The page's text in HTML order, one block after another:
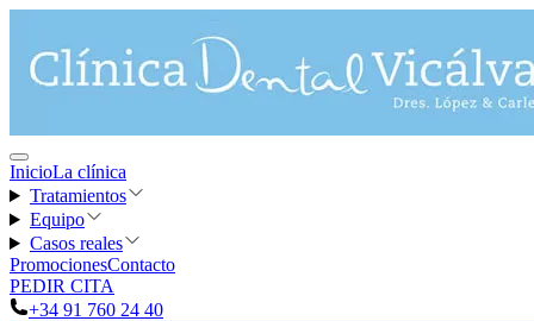
InicioLa clínica
Tratamientos
Equipo
Casos reales
PromocionesContacto
PEDIR CITA
+34 91 760 24 40